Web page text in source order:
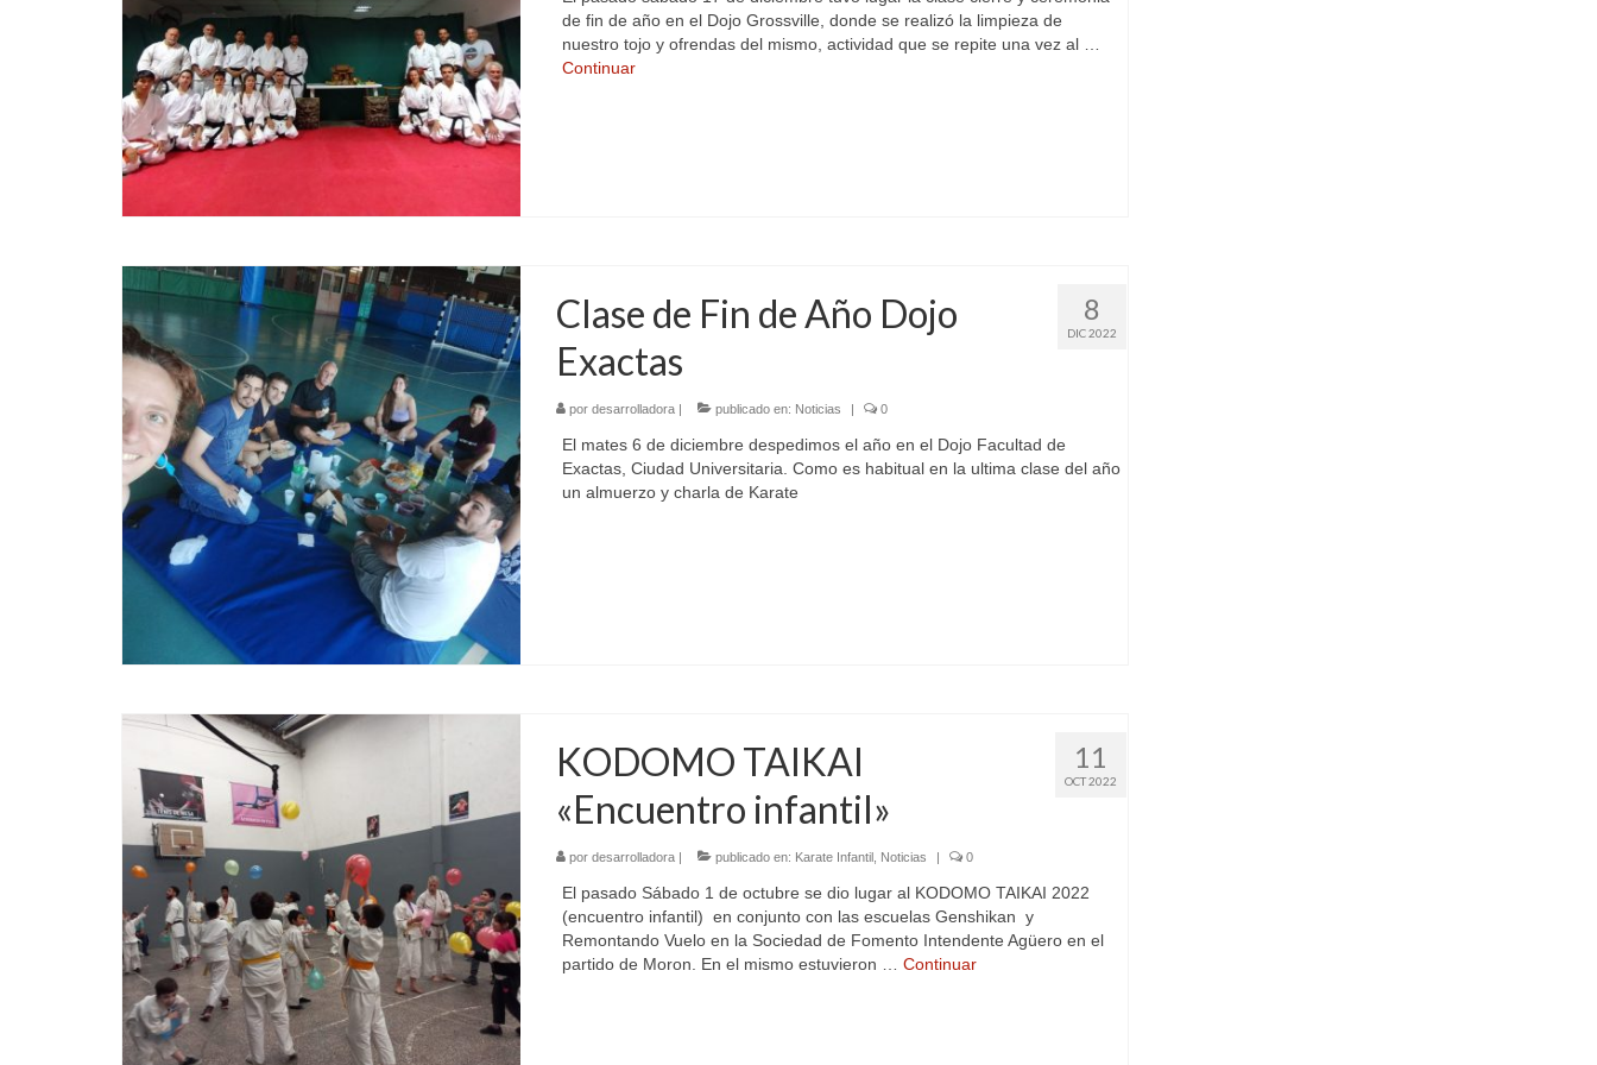
de fin de año en el Dojo Grossville, donde se realizó la limpieza de
nuestro tojo y ofrendas del mismo, actividad que se repite una vez al …
Continuar
8
DIC 2022
Clase de Fin de Año Dojo
Exactas
por desarrolladora| publicado en: Noticias | 0
El mates 6 de diciembre despedimos el año en el Dojo Facultad de
Exactas, Ciudad Universitaria. Como es habitual en la ultima clase del año
un almuerzo y charla de Karate
11
OCT 2022
KODOMO TAIKAI
«Encuentro infantil»
por desarrolladora| publicado en: Karate Infantil, Noticias | 0
El pasado Sábado 1 de octubre se dio lugar al KODOMO TAIKAI 2022
(encuentro infantil) en conjunto con las escuelas Genshikan y
Remontando Vuelo en la Sociedad de Fomento Intendente Agüero en el
partido de Moron. En el mismo estuvieron … Continuar